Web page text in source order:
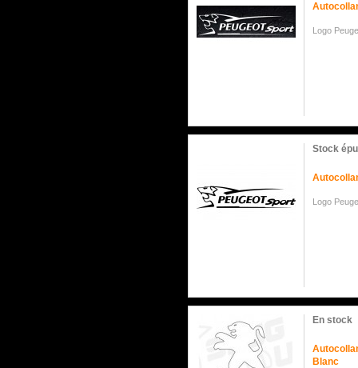
Logo
Stock
Logo
En stock
Blanc